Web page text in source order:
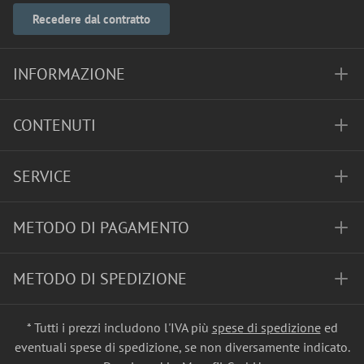
Recedere dal contratto
INFORMAZIONE
CONTENUTI
SERVICE
METODO DI PAGAMENTO
METODO DI SPEDIZIONE
* Tutti i prezzi includono l'IVA più spese di spedizioneed
eventuali spese di spedizione, se non diversamente indicato.